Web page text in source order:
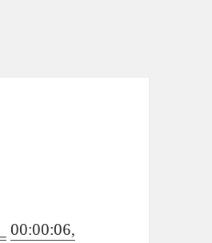
00:00:06,